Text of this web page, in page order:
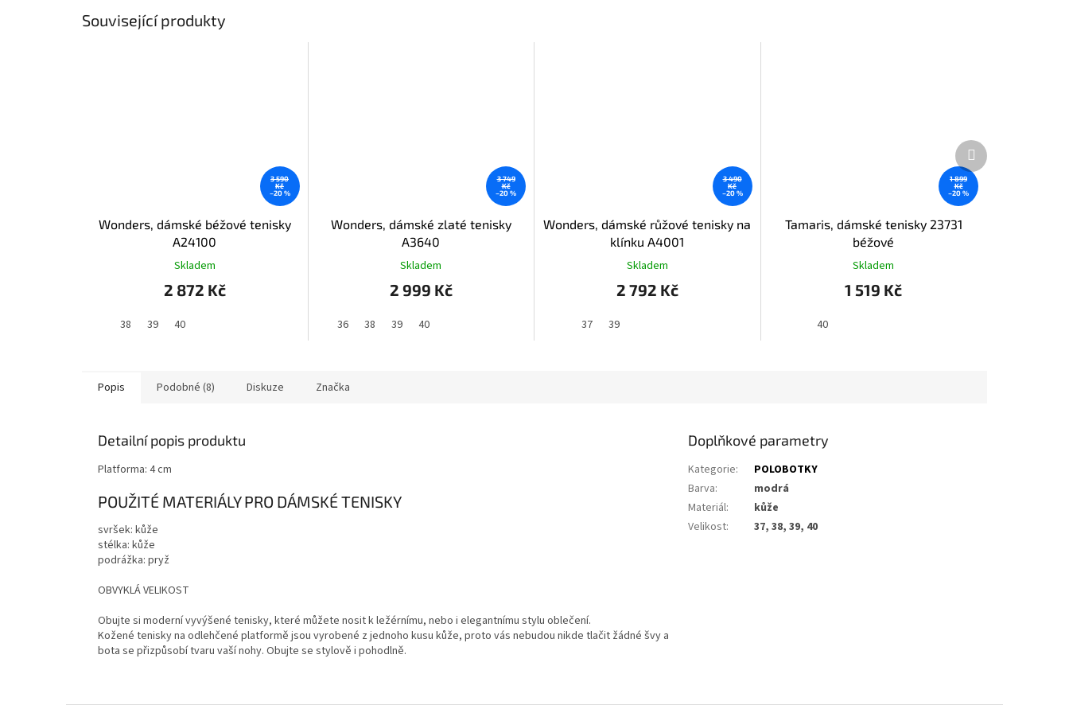
Související produkty
3 590
Kč
–20 %
Wonders, dámské béžové tenisky
A24100
Skladem
2 872 Kč
38 39 40
3 749
Kč
–20 %
Wonders, dámské zlaté tenisky
A3640
Skladem
2 999 Kč
36 38 39 40
3 490
Kč
–20 %
Wonders, dámské růžové tenisky na
klínku A4001
Skladem
2 792 Kč
37 39
1 899
Kč
–20 %
Tamaris, dámské tenisky 23731
béžové
Skladem
1 519 Kč
40
Další
produkt
Popis Podobné (8) Diskuze Značka
Detailní popis produktu
Platforma: 4 cm
POUŽITÉ MATERIÁLY PRO DÁMSKÉ TENISKY
svršek: kůže
stélka: kůže
podrážka: pryž
OBVYKLÁ VELIKOST
Obujte si moderní vyvýšené tenisky, které můžete nosit k ležérnímu, nebo i elegantnímu stylu oblečení.
Kožené tenisky na odlehčené platformě jsou vyrobené z jednoho kusu kůže, proto vás nebudou nikde tlačit žádné švy a
bota se přizpůsobí tvaru vaší nohy. Obujte se stylově i pohodlně.
Doplňkové parametry
Kategorie:
POLOBOTKY
Barva:
modrá
Materiál:
kůže
Velikost: 37, 38, 39, 40